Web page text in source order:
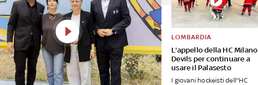
L'appello della HC Milano
Devils per continuare a
usare il Palasesto
LOMBARDIA
I giovani hockeisti dell'’HC